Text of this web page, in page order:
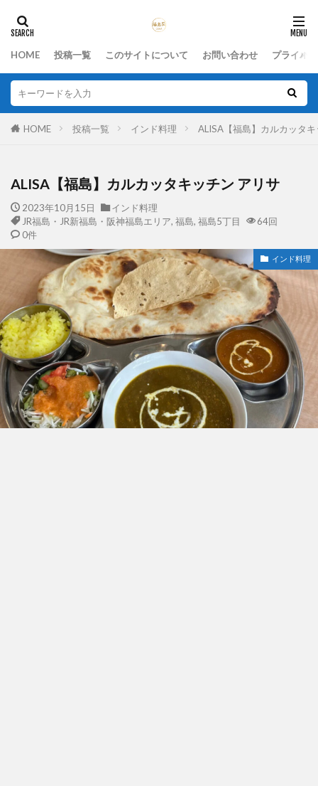
HOME 投稿一覧 このサイトについて お問い合わせ プライバ
HOME 投稿一覧 インド料理 ALISA【福島】カルカッタ
ALISA【福島】カルカッタキッチン アリサ
2023年10月15日
インド料理
JR福島・JR新福島・阪神福島エリア, 福島, 福島5丁目
64回
0件
インド料理